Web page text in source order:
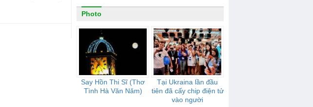
Photo
Say Hồn Thi Sĩ (Thơ
Tình Hà Văn Năm)
Tại Ukraina lần đầu
tiên đã cấy chip điện tử
vào người